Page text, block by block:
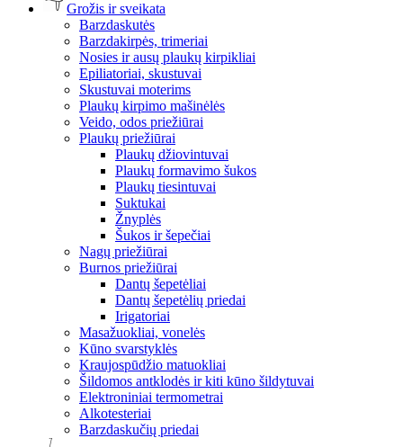
Grožis ir sveikata
Barzdaskutės
Barzdakirpės, trimeriai
Nosies ir ausų plaukų kirpikliai
Epiliatoriai, skustuvai
Skustuvai moterims
Plaukų kirpimo mašinėlės
Veido, odos priežiūrai
Plaukų priežiūrai
Plaukų džiovintuvai
Plaukų formavimo šukos
Plaukų tiesintuvai
Suktukai
Žnyplės
Šukos ir šepečiai
Nagų priežiūrai
Burnos priežiūrai
Dantų šepetėliai
Dantų šepetėlių priedai
Irigatoriai
Masažuokliai, vonelės
Kūno svarstyklės
Kraujospūdžio matuokliai
Šildomos antklodės ir kiti kūno šildytuvai
Elektroniniai termometrai
Alkotesteriai
Barzdaskučių priedai